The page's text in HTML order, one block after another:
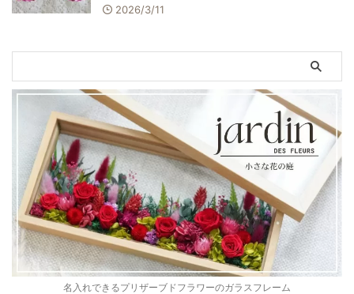
2026/3/11
名入れできるプリザーブドフラワーのガラスフレーム